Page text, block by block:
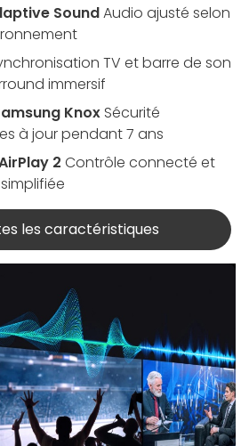
SoundAudio ajusté selon
TV et barre de son
immersif
Knox Sécurité
à jour pendant 7 ans
2 Contrôle connecté et
les caractéristiques